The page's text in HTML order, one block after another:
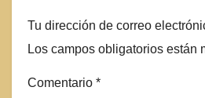
Tu dirección de correo
Los campos obligatorios están
Comentario *